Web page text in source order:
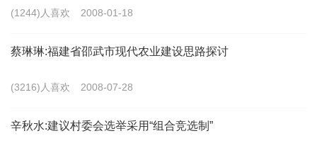
华像大多数农民工一样，一过正月初五就踏上返城之
路。今年，这个４０岁的中年农民工却下定决心“再也不
(1244)人喜欢 2008-01-18
蔡琳琳:福建省邵武市现代农业建设思路探讨
(3216)人喜欢 2008-07-28
辛秋水:建议村委会选举采用“组合竞选制”